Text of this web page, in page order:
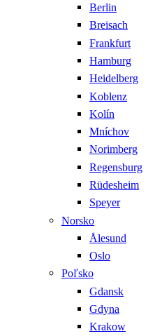
Berlin
Breisach
Frankfurt
Hamburg
Heidelberg
Koblenz
Kolín
Mníchov
Norimberg
Regensburg
Rüdesheim
Speyer
Norsko
Ålesund
Oslo
Poľsko
Gdansk
Gdyna
Krakow